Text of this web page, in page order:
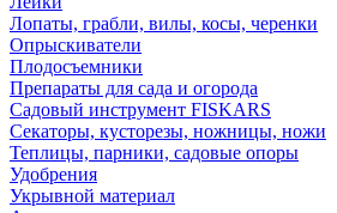
Лопаты, грабли, вилы, косы, черенки
Опрыскиватели
Плодосъемники
Препараты для сада и огорода
Садовый инструмент FISKARS
Секаторы, кусторезы, ножницы, ножи
Теплицы, парники, садовые опоры
Удобрения
Укрывной материал